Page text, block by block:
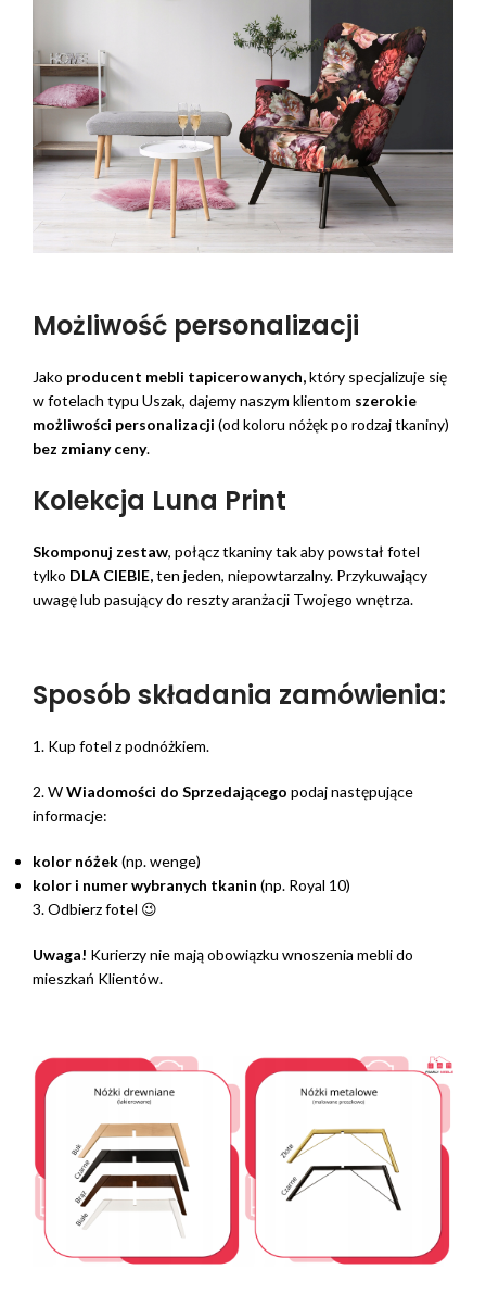
Możliwość personalizacji
Jako producent mebli tapicerowanych,który specjalizuje się
w fotelach typu Uszak, dajemy naszym klientom szerokie
możliwości personalizacji (od koloru nóżęk po rodzaj tkaniny)
bez zmiany ceny.
Kolekcja Luna Print
Skomponuj zestaw, połącz tkaniny tak aby powstał fotel
tylko DLA CIEBIE,ten jeden, niepowtarzalny. Przykuwający
uwagę lub pasujący do reszty aranżacji Twojego wnętrza.
Sposób składania zamówienia:
1. Kup fotel z podnóżkiem.
2. WWiadomości do Sprzedającego podaj następujące
informacje:
kolor nóżek(np. wenge)
kolor i numer wybranych tkanin (np. Royal 10)
3. Odbierz fotel 😉
Uwaga! Kurierzy nie mają obowiązku wnoszenia mebli do
mieszkań Klientów.